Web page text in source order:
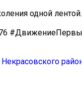
одной